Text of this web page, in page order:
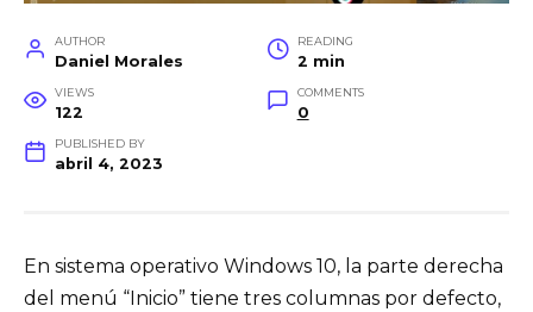
AUTHOR
Daniel Morales
READING
2 min
VIEWS
122
COMMENTS
0
PUBLISHED BY
abril 4, 2023
En sistema operativo Windows 10, la parte derecha
del menú “Inicio” tiene tres columnas por defecto,